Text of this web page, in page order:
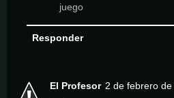
juego
Responder
El Profesor 2 de febrero de